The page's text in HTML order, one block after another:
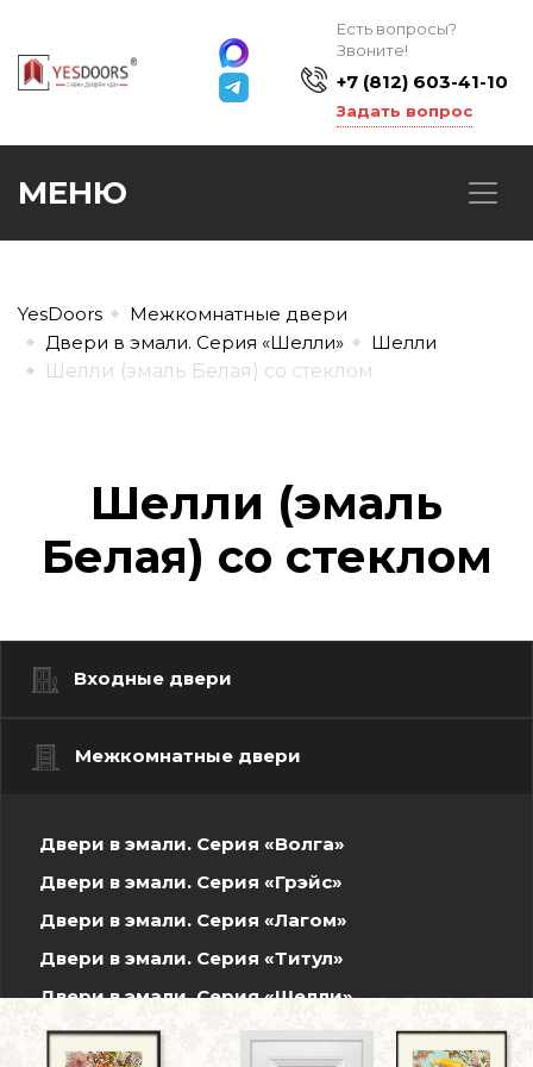
Есть вопросы?
Звоните!
+7 (812) 603-41-10
Задать вопрос
МЕНЮ
YesDoors
Межкомнатные двери
Двери в эмали. Серия «Шелли»
Шелли
Шелли (эмаль Белая) со стеклом
Шелли (эмаль
Белая) со стеклом
Входные двери
Межкомнатные двери
Двери в эмали. Серия «Волга»
Двери в эмали. Серия «Грэйс»
Двери в эмали. Серия «Лагом»
Двери в эмали. Серия «Титул»
Двери в эмали. Серия «Шелли»
Белли